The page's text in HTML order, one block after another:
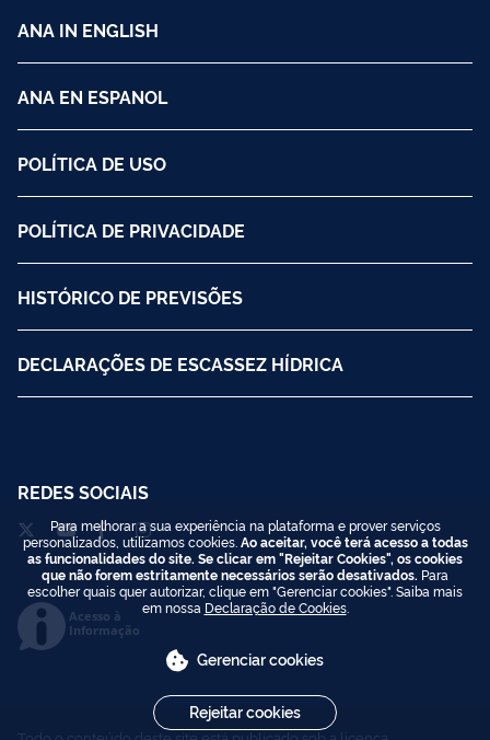
ANA IN ENGLISH
ANA EN ESPANOL
POLÍTICA DE USO
POLÍTICA DE PRIVACIDADE
HISTÓRICO DE PREVISÕES
DECLARAÇÕES DE ESCASSEZ HÍDRICA
REDES SOCIAIS
Acesso à
Informação
Para melhorar a sua experiência na plataforma e prover serviços
personalizados, utilizamos cookies. Ao aceitar, você terá acesso a todas
as funcionalidades do site. Se clicar em "Rejeitar Cookies", os cookies
que não forem estritamente necessários serão desativados. Para
escolher quais quer autorizar, clique em "Gerenciar cookies". Saiba mais
em nossa Declaração de Cookies.
Gerenciar cookies
Rejeitar cookies